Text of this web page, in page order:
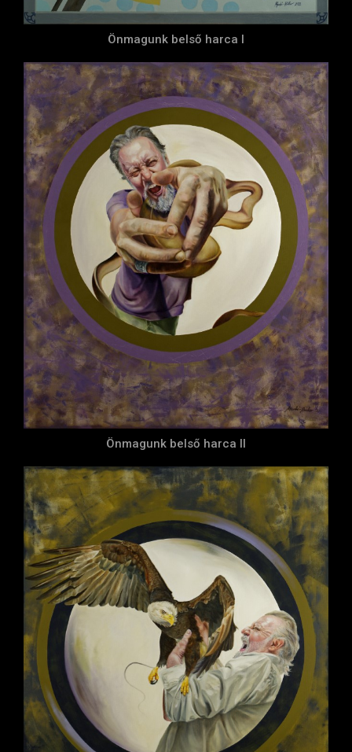
Önmagunk belső harca I
Önmagunk belső harca II